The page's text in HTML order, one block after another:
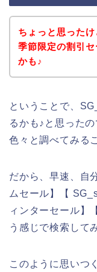
ちょっと思った
季節限定の割引
かも♪
ということで、
るかも♪と思った
色々と調べてみる
だから、早速、自
ムセール】【
ィンターセール】
う感じで検索して
このように思いつ